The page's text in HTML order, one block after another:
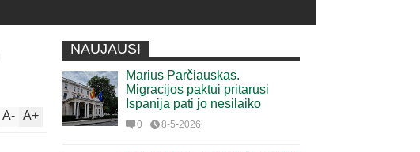
A+
A-
NAUJAUSI
Marius Parčiauskas.
Migracijos paktui pritarusi
Ispanija pati jo nesilaiko
0 8-5-2026